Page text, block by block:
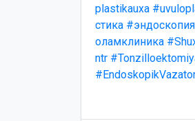
plastikauxa
стика #эндоскопия
оламклиника
ntr